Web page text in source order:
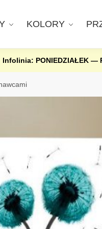
KOLORY
Infolinia: PONIEDZIAŁEK —